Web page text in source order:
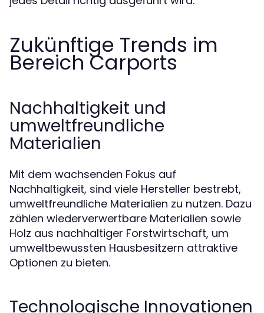
Zukünftige Trends im
Bereich Carports
Nachhaltigkeit und
umweltfreundliche
Materialien
Mit dem wachsenden Fokus auf
Nachhaltigkeit, sind viele Hersteller bestrebt,
umweltfreundliche Materialien zu nutzen. Dazu
zählen wiederverwertbare Materialien sowie
Holz aus nachhaltiger Forstwirtschaft, um
umweltbewussten Hausbesitzern attraktive
Optionen zu bieten.
Technologische Innovationen